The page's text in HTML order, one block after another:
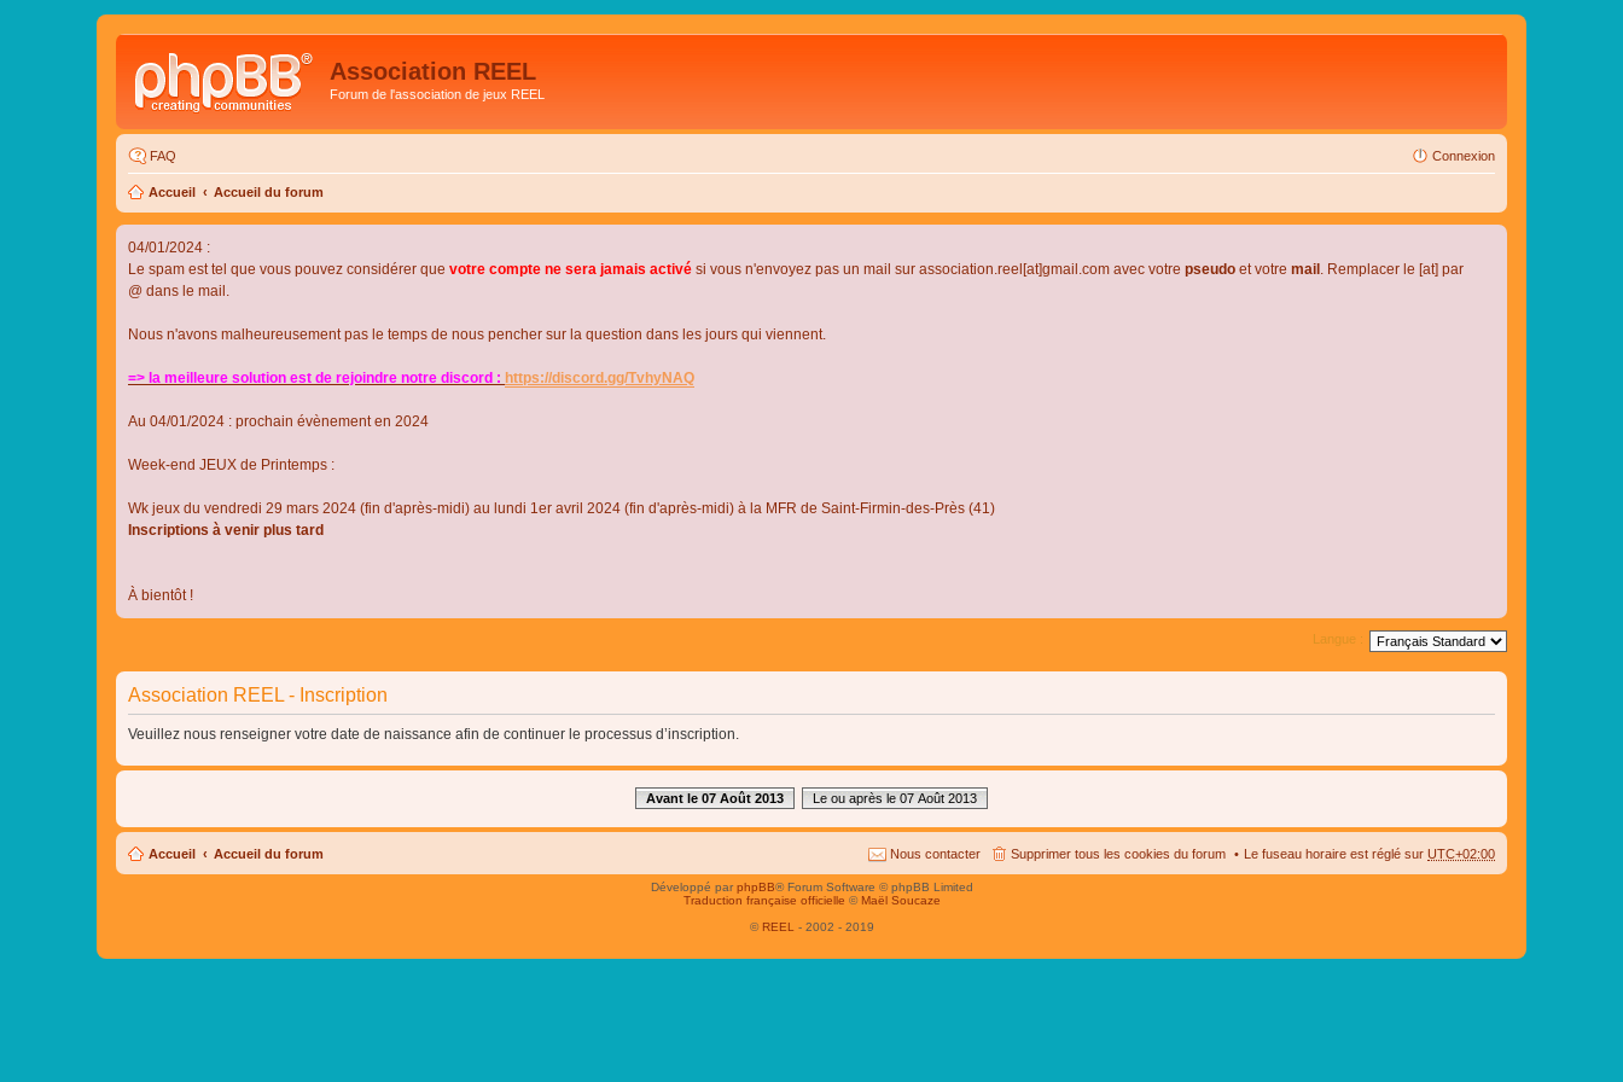
Association REEL
Forum de l'association de jeux REEL
FAQ Connexion
Accueil Accueil du forum
04/01/2024 :
Le spam est tel que vous pouvez considérer que votre compte ne sera jamais activé si vous n'envoyez pas un mail sur association.reel[at]gmail.com avec votre pseudo et votre mail . Remplacer le [at] par
@ dans le mail.
Nous n'avons malheureusement pas le temps de nous pencher sur la question dans les jours qui viennent.
=> la meilleure solution est de rejoindre notre discord : https://discord.gg/TvhyNAQ
Au 04/01/2024 : prochain évènement en 2024
Week-end JEUX de Printemps :
Wk jeux du vendredi 29 mars 2024 (fin d'après-midi) au lundi 1er avril 2024 (fin d'après-midi) à la MFR de Saint-Firmin-des-Près (41)
Inscriptions à venir plus tard
À bientôt !
Langue :
Association REEL - Inscription
Veuillez nous renseigner votre date de naissance afin de continuer le processus d’inscription.
Avant le 07 Août 2013 Le ou après le 07 Août 2013
Accueil Accueil du forum Le fuseau horaire est réglé sur UTC+02:00
Supprimer tous les cookies du forum
Nous contacter
Développé parphpBB® Forum Software © phpBB Limited
Traduction française officielle © Maël Soucaze
© REEL - 2002 - 2019